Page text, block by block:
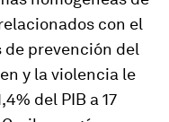
con el
prevención del
y la violencia le
del PIB a 17